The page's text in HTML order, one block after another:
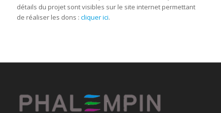
détails du projet sont visibles sur le site internet permettant
de réaliser les dons : cliquer ici.